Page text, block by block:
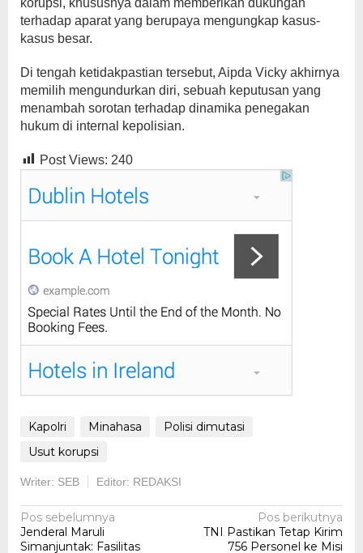
terhadap aparat yang berupaya mengungkap kasus-
kasus besar.
Di tengah ketidakpastian tersebut, Aipda Vicky akhirnya
memilih mengundurkan diri, sebuah keputusan yang
menambah sorotan terhadap dinamika penegakan
hukum di internal kepolisian.
Post Views: 240
Kapolri Minahasa
Polisi dimutasi
Usut korupsi
Writer: SEB Editor: REDAKSI
Navigasi
pos
Pos sebelumnya
Jenderal Maruli
Simanjuntak: Fasilitas
Pos berikutnya
TNI Pastikan Tetap Kirim
756 Personel ke Misi